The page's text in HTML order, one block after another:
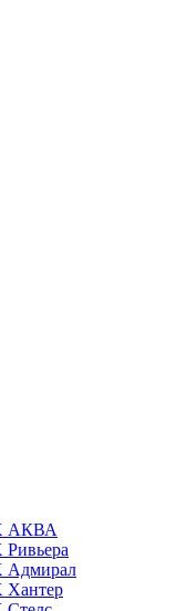
АКВА
Адмирал
Хантер